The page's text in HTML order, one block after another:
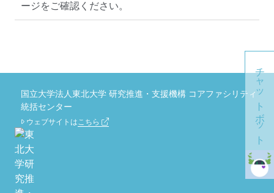
ージをご確認ください。
チャットボット
国立大学法人東北大学 研究推進・支援機構 コアファシリティ
統括センター
ウェブサイトはこちら